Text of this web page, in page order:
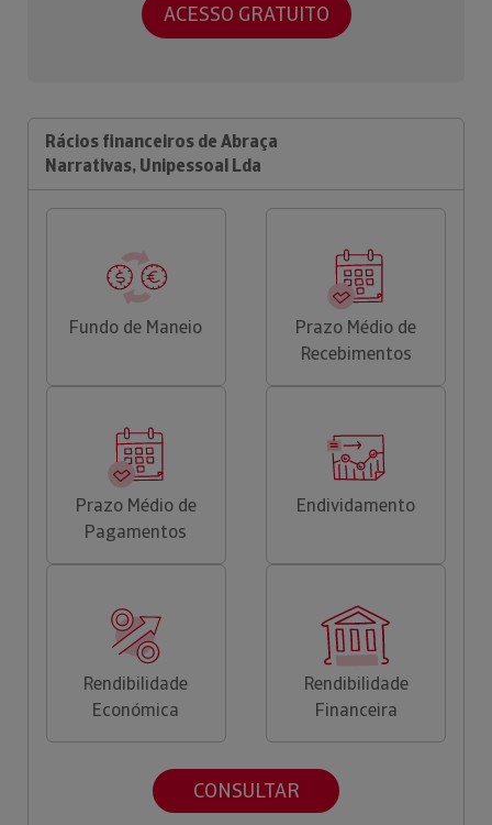
ACESSO GRATUITO
Rácios financeiros de Abraça
Narrativas, Unipessoal Lda
Fundo de Maneio
Prazo Médio de
Recebimentos
Prazo Médio de
Pagamentos
Endividamento
Rendibilidade
Económica
Rendibilidade
Financeira
CONSULTAR